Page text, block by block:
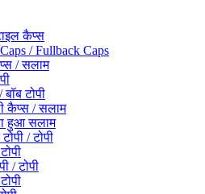
कैप्स
/ Fullback Caps
/ सलाम
बॉब टोपी
कैप्स / सलाम
हुआ सलाम
/ टोपी
/ टोपी